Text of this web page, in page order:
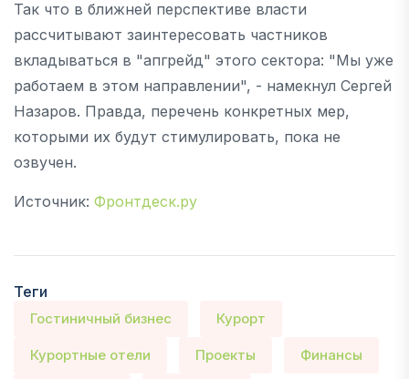
Так что в ближней перспективе власти
рассчитывают заинтересовать частников
вкладываться в "апгрейд" этого сектора: "Мы уже
работаем в этом направлении", - намекнул Сергей
Назаров. Правда, перечень конкретных мер,
которыми их будут стимулировать, пока не
озвучен.
Источник: Фронтдеск.ру
Теги
Гостиничный бизнес Курорт
Курортные отели Проекты Финансы